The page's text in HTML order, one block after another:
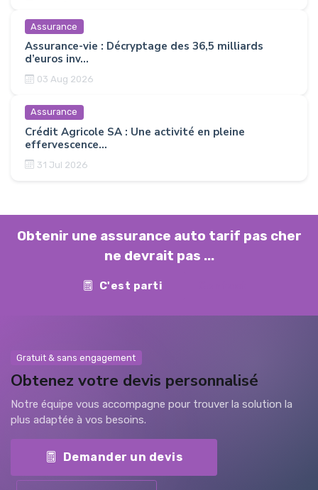
Assurance
Assurance-vie : Décryptage des 36,5 milliards
d’euros inv...
03 Aug 2026
Assurance
Crédit Agricole SA : Une activité en pleine
effervescence...
31 Jul 2026
Obtenir une assurance auto tarif pas cher
ne devrait pas ...
C'est parti
Gratuit & sans engagement
Obtenez votre devis personnalisé
Notre équipe vous accompagne pour trouver la solution la
plus adaptée à vos besoins.
Demander un devis